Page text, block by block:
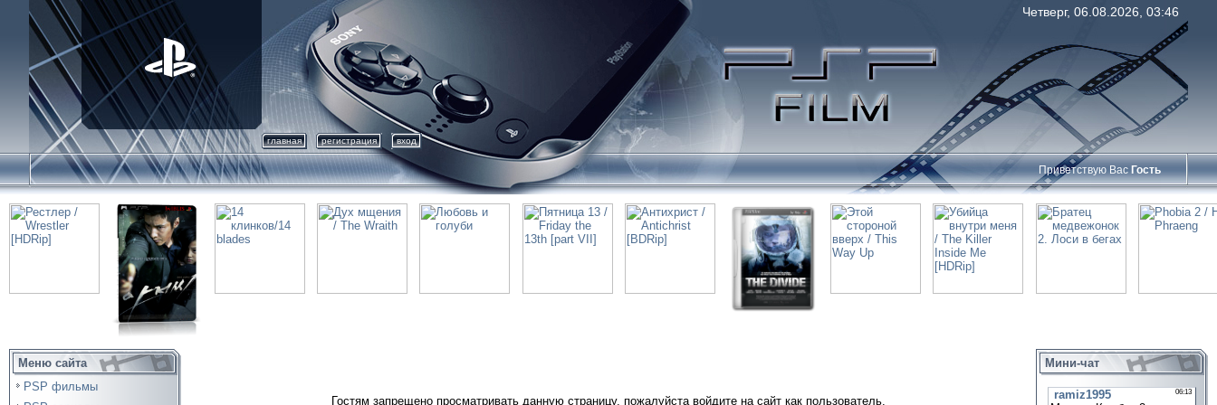
Четверг, 06.08.2026, 03:46
главная регистрация вход
Приветствую Вас Гость
Меню сайта
PSP фильмы
Гостям запрещено просматривать данную страницу, пожалуйста войдите на сайт как пользователь.
Мини-чат